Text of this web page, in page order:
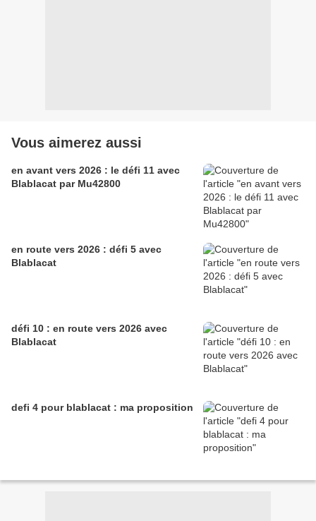
Vous aimerez aussi
en avant vers 2026 : le défi 11 avec
Blablacat par Mu42800
en route vers 2026 : défi 5 avec
Blablacat
défi 10 : en route vers 2026 avec
Blablacat
defi 4 pour blablacat : ma proposition